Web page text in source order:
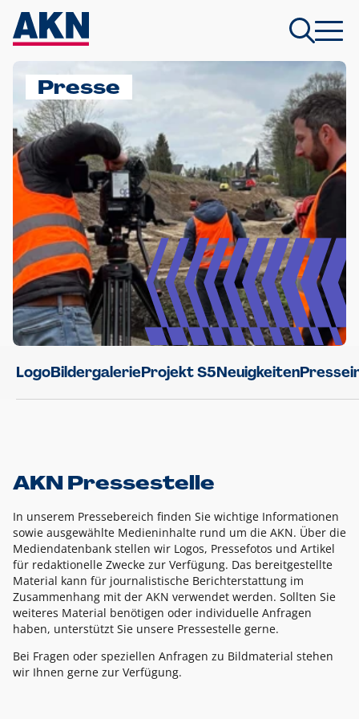
Presse
LogoBildergalerieProjekt S5Neuigkeiten
AKN Pressestelle
In unserem Pressebereich finden Sie wichtige Informationen
sowie ausgewählte Medieninhalte rund um die AKN. Über die
Mediendatenbank stellen wir Logos, Pressefotos und Artikel
für redaktionelle Zwecke zur Verfügung. Das bereitgestellte
Material kann für journalistische Berichterstattung im
Zusammenhang mit der AKN verwendet werden. Sollten Sie
weiteres Material benötigen oder individuelle Anfragen
haben, unterstützt Sie unsere Pressestelle gerne.
Bei Fragen oder speziellen Anfragen zu Bildmaterial stehen
wir Ihnen gerne zur Verfügung.